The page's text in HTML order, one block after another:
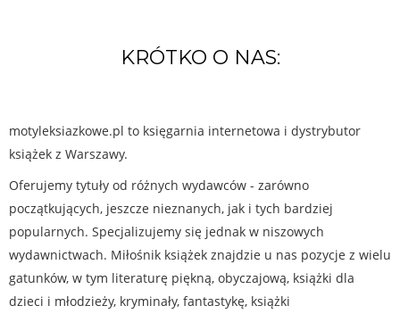
KRÓTKO O NAS:
motyleksiazkowe.pl to księgarnia internetowa i dystrybutor
książek z Warszawy.
Oferujemy tytuły od różnych wydawców - zarówno
początkujących, jeszcze nieznanych, jak i tych bardziej
popularnych. Specjalizujemy się jednak w niszowych
wydawnictwach. Miłośnik książek znajdzie u nas pozycje z wielu
gatunków, w tym literaturę piękną, obyczajową, książki dla
dzieci i młodzieży, kryminały, fantastykę, książki